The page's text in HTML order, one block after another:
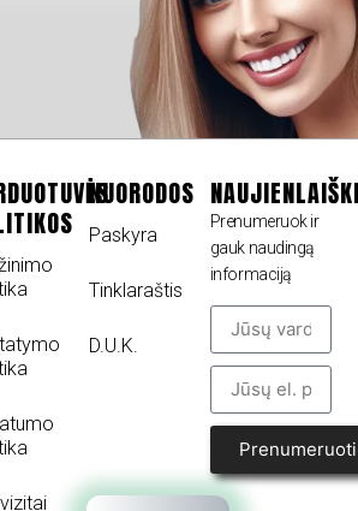
NUORODOS
Paskyra
Tinklaraštis
D.U.K.
Prenumeruok ir
gauk naudingą
informaciją
Prenumeruoti